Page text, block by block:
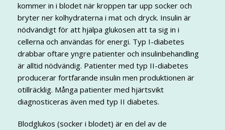
kommer in i blodet när kroppen tar upp socker och
bryter ner kolhydraterna i mat och dryck. Insulin är
nödvändigt för att hjälpa glukosen att ta sig in i
cellerna och användas för energi. Typ I-diabetes
drabbar oftare yngre patienter och insulinbehandling
är alltid nödvändig. Patienter med typ II-diabetes
producerar fortfarande insulin men produktionen är
otillräcklig. Många patienter med hjärtsvikt
diagnosticeras även med typ II diabetes.
Blodglukos (socker i blodet) är en del av de